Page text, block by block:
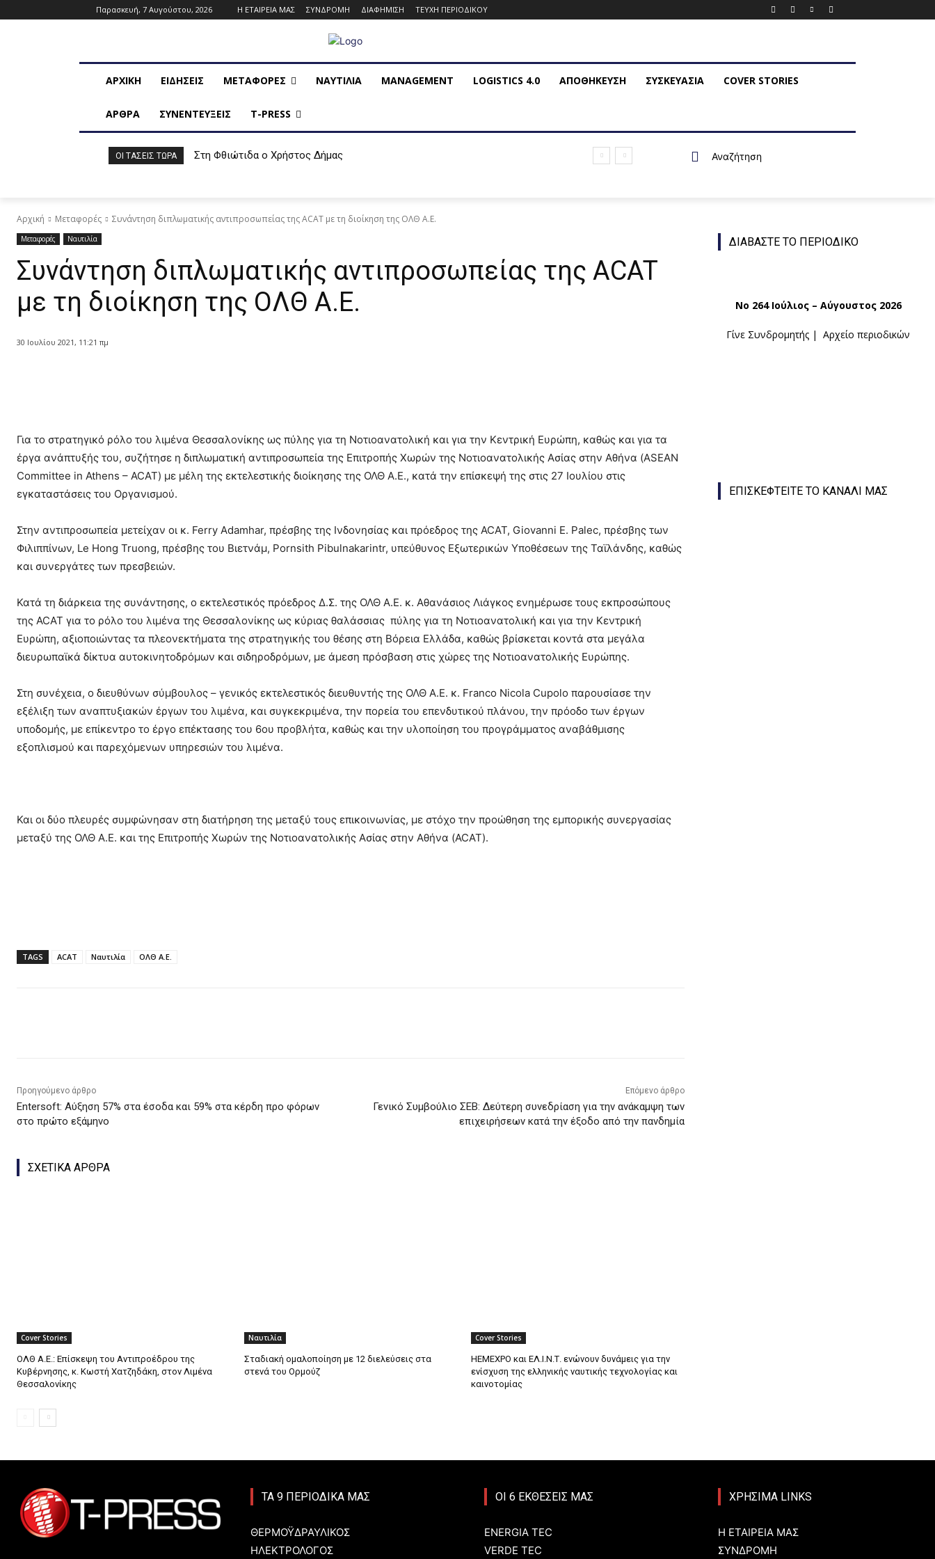
Παρασκευή, 7 Αυγούστου, 2026 Η ΕΤΑΙΡΕΙΑ ΜΑΣ ΣΥΝΔΡΟΜΗ ΔΙΑΦΗΜΙΣΗ ΤΕΥΧΗ ΠΕΡΙΟΔΙΚΟΥ
ΑΡΧΙΚΗ ΕΙΔΗΣΕΙΣ ΜΕΤΑΦΟΡΕΣ ΝΑΥΤΙΛΙΑ MANAGEMENT LOGISTICS 4.0 ΑΠΟΘΗΚΕΥΣΗ ΣΥΣΚΕΥΑΣΙΑ COVER STORIES
ΑΡΘΡΑ ΣΥΝΕΝΤΕΥΞΕΙΣ T-PRESS
ΟΙ ΤΆΣΕΙΣ ΤΏΡΑ Στη Φθιώτιδα ο Χρήστος Δήμας Αναζήτηση
Αρχική Μεταφορές Συνάντηση διπλωματικής αντιπροσωπείας της ACAT με τη διοίκηση της ΟΛΘ Α.Ε.
Μεταφορές Ναυτιλία
Συνάντηση διπλωματικής αντιπροσωπείας της ACAT
με τη διοίκηση της ΟΛΘ Α.Ε.
30 Ιουλίου 2021, 11:21 πμ
Για το στρατηγικό ρόλο του λιμένα Θεσσαλονίκης ως πύλης για τη Νοτιοανατολική και για την Κεντρική Ευρώπη, καθώς και για τα
έργα ανάπτυξής του, συζήτησε η διπλωματική αντιπροσωπεία της Επιτροπής Χωρών της Νοτιοανατολικής Ασίας στην Αθήνα (ASEAN
Committee in Athens – ACAT) με μέλη της εκτελεστικής διοίκησης της ΟΛΘ Α.Ε., κατά την επίσκεψή της στις 27 Ιουλίου στις
εγκαταστάσεις του Οργανισμού.
Στην αντιπροσωπεία μετείχαν οι κ. Ferry Adamhar, πρέσβης της Ινδονησίας και πρόεδρος της ACAT, Giovanni E. Palec, πρέσβης των
Φιλιππίνων, Le Hong Truong, πρέσβης του Βιετνάμ, Pornsith Pibulnakarintr, υπεύθυνος Εξωτερικών Υποθέσεων της Ταϊλάνδης, καθώς
και συνεργάτες των πρεσβειών.
Κατά τη διάρκεια της συνάντησης, ο εκτελεστικός πρόεδρος Δ.Σ. της ΟΛΘ Α.Ε. κ. Αθανάσιος Λιάγκος ενημέρωσε τους εκπροσώπους
της ACAT για το ρόλο του λιμένα της Θεσσαλονίκης ως κύριας θαλάσσιας πύλης για τη Νοτιοανατολική και για την Κεντρική
Ευρώπη, αξιοποιώντας τα πλεονεκτήματα της στρατηγικής του θέσης στη Βόρεια Ελλάδα, καθώς βρίσκεται κοντά στα μεγάλα
διευρωπαϊκά δίκτυα αυτοκινητοδρόμων και σιδηροδρόμων, με άμεση πρόσβαση στις χώρες της Νοτιοανατολικής Ευρώπης.
Στη συνέχεια, ο διευθύνων σύμβουλος – γενικός εκτελεστικός διευθυντής της ΟΛΘ Α.Ε. κ. Franco Nicola Cupolo παρουσίασε την
εξέλιξη των αναπτυξιακών έργων του λιμένα, και συγκεκριμένα, την πορεία του επενδυτικού πλάνου, την πρόοδο των έργων
υποδομής, με επίκεντρο το έργο επέκτασης του 6ου προβλήτα, καθώς και την υλοποίηση του προγράμματος αναβάθμισης
εξοπλισμού και παρεχόμενων υπηρεσιών του λιμένα.
Και οι δύο πλευρές συμφώνησαν στη διατήρηση της μεταξύ τους επικοινωνίας, με στόχο την προώθηση της εμπορικής συνεργασίας
μεταξύ της ΟΛΘ Α.Ε. και της Επιτροπής Χωρών της Νοτιοανατολικής Ασίας στην Αθήνα (ACAT).
TAGS ACAT Ναυτιλία ΟΛΘ Α.Ε.
Προηγούμενο άρθρο
Entersoft: Αύξηση 57% στα έσοδα και 59% στα κέρδη προ φόρων
στο πρώτο εξάμηνο
Επόμενο άρθρο
Γενικό Συμβούλιο ΣΕΒ: Δεύτερη συνεδρίαση για την ανάκαμψη των
επιχειρήσεων κατά την έξοδο από την πανδημία
ΣΧΕΤΙΚΑ ΑΡΘΡΑ
Cover Stories
ΟΛΘ Α.Ε.: Επίσκεψη του Αντιπροέδρου της
Κυβέρνησης, κ. Κωστή Χατζηδάκη, στον Λιμένα
Θεσσαλονίκης
Ναυτιλία
Σταδιακή ομαλοποίηση με 12 διελεύσεις στα
στενά του Ορμούζ
Cover Stories
HEMEXPO και ΕΛ.Ι.Ν.Τ. ενώνουν δυνάμεις για την
ενίσχυση της ελληνικής ναυτικής τεχνολογίας και
καινοτομίας
ΔΙΑΒΑΣΤΕ ΤΟ ΠΕΡΙΟΔΙΚΟ
Νο 264 Ιούλιος – Αύγουστος 2026
Γίνε Συνδρομητής | Αρχείο περιοδικών
ΕΠΙΣΚΕΦΤΕΙΤΕ ΤΟ ΚΑΝΑΛΙ ΜΑΣ
ΤΑ 9 ΠΕΡΙΟΔΙΚΑ ΜΑΣ
ΘΕΡΜΟΫΔΡΑΥΛΙΚΟΣ
ΗΛΕΚΤΡΟΛΟΓΟΣ
ΟΙ 6 ΕΚΘΕΣΕΙΣ ΜΑΣ
ENERGIA TEC
VERDE TEC
ΧΡΗΣΙΜΑ LINKS
Η ΕΤΑΙΡΕΙΑ ΜΑΣ
ΣΥΝΔΡΟΜΗ